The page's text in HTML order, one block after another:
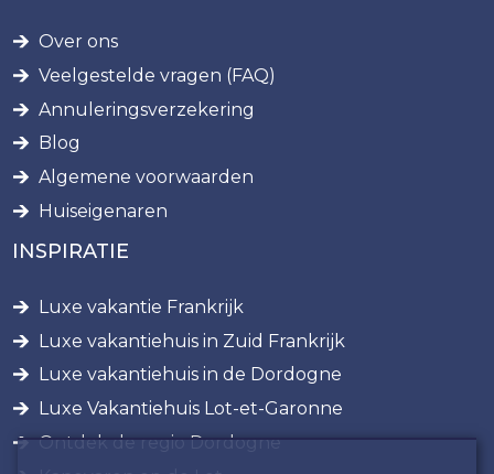
Over ons
Veelgestelde vragen (FAQ)
Annuleringsverzekering
Blog
Algemene voorwaarden
Huiseigenaren
INSPIRATIE
Luxe vakantie Frankrijk
Luxe vakantiehuis in Zuid Frankrijk
Luxe vakantiehuis in de Dordogne
Luxe Vakantiehuis Lot-et-Garonne
Ontdek de regio Dordogne